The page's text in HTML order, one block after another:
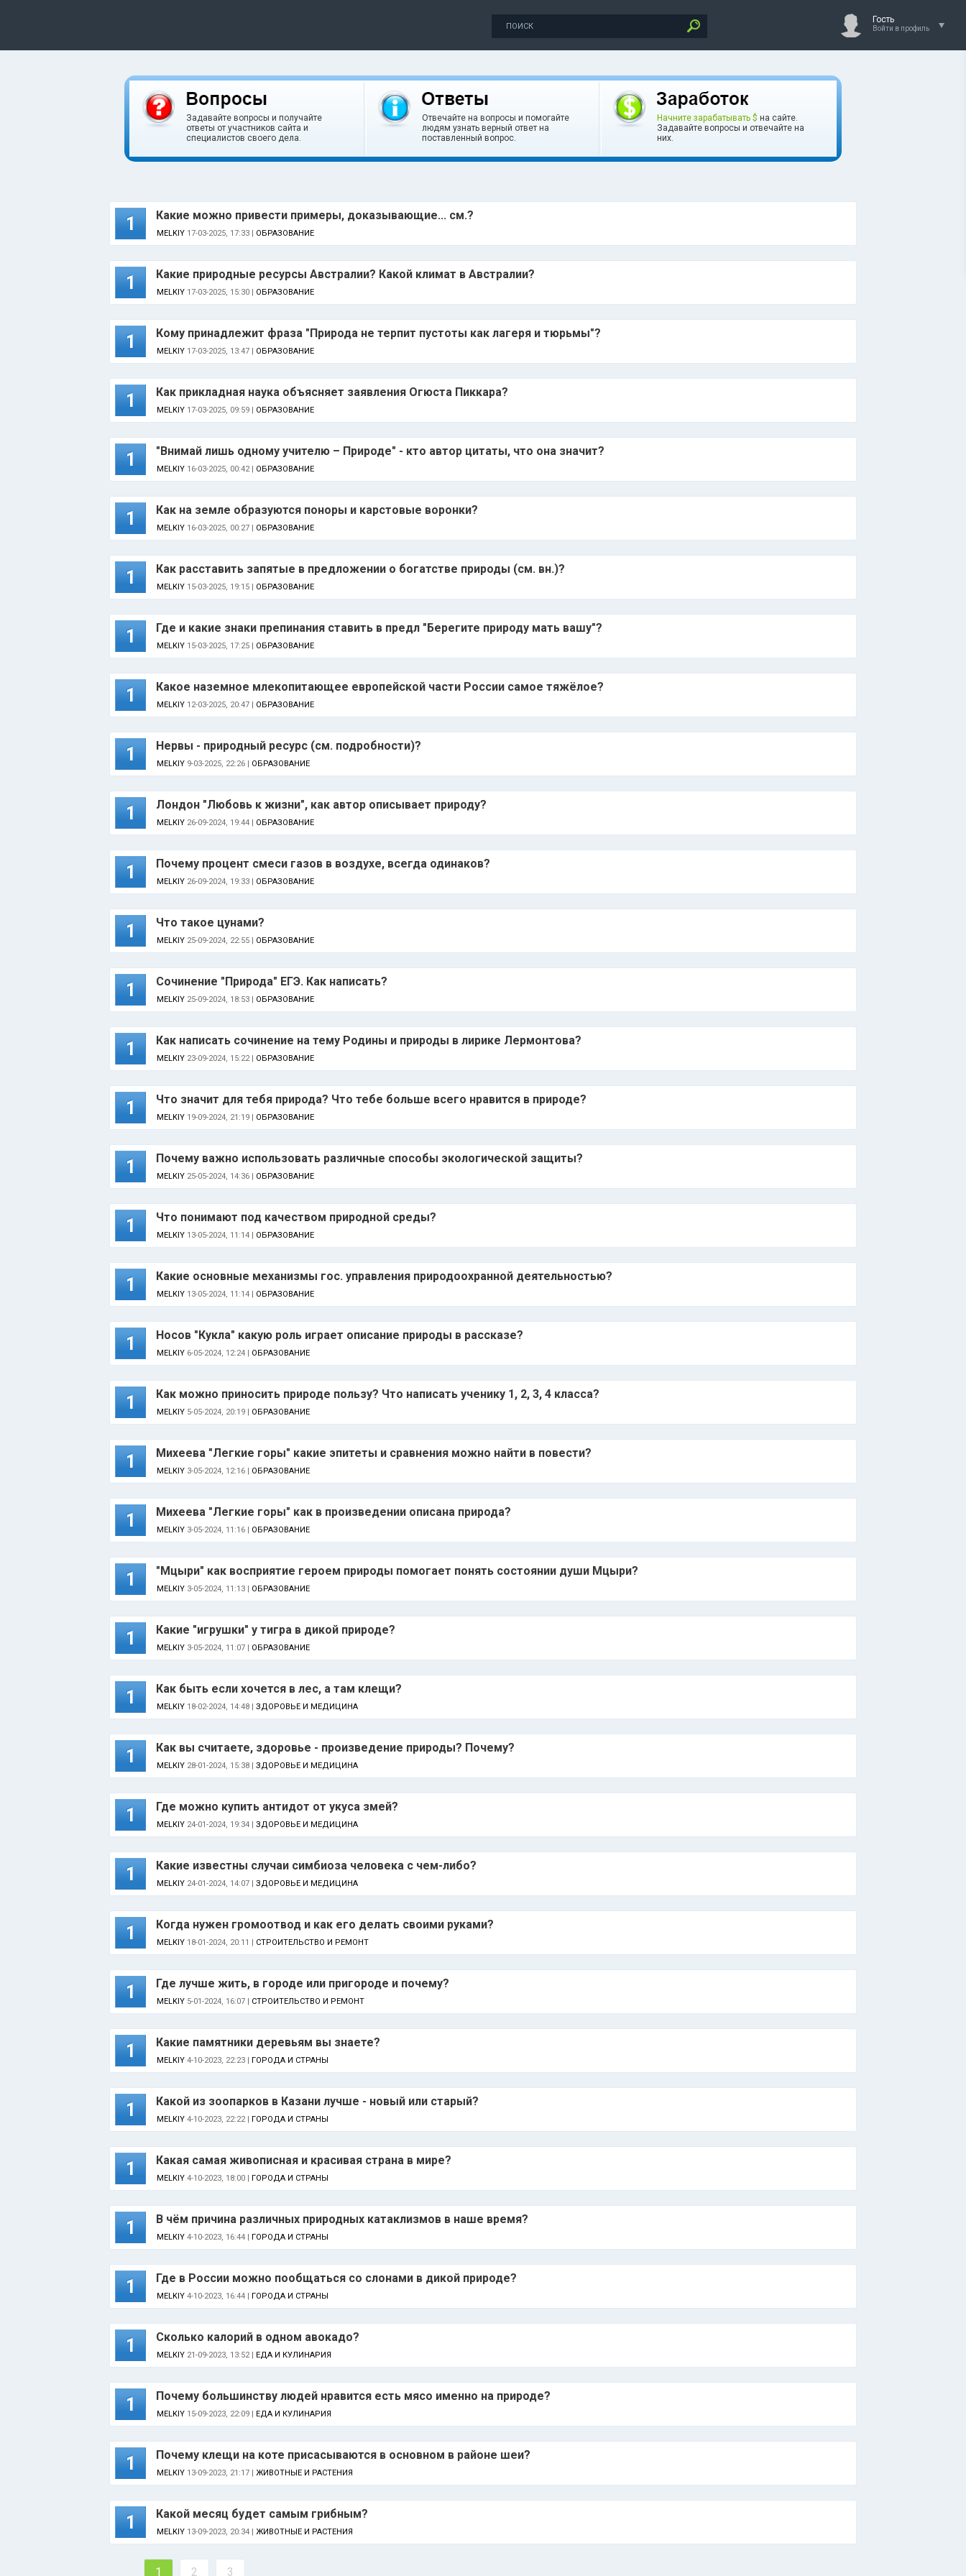
Гость
Войти в профиль
Задавайте вопросы и получайте
ответы от участников сайта и
специалистов своего дела.
Отвечайте на вопросы и помогайте
людям узнать верный ответ на
поставленный вопрос.
Начните зарабатывать $ на сайте.
Задавайте вопросы и отвечайте на
них.
1 Какие можно привести примеры, доказывающие... см.?
MELKIY 17-03-2025, 17:33 | ОБРАЗОВАНИЕ
1 Какие природные ресурсы Австралии? Какой климат в Австралии?
MELKIY 17-03-2025, 15:30 | ОБРАЗОВАНИЕ
1 Кому принадлежит фраза "Природа не терпит пустоты как лагеря и тюрьмы"?
MELKIY 17-03-2025, 13:47 | ОБРАЗОВАНИЕ
1 Как прикладная наука объясняет заявления Огюста Пиккара?
MELKIY 17-03-2025, 09:59 | ОБРАЗОВАНИЕ
1 "Внимай лишь одному учителю – Природе" - кто автор цитаты, что она значит?
MELKIY 16-03-2025, 00:42 | ОБРАЗОВАНИЕ
1 Как на земле образуются поноры и карстовые воронки?
MELKIY 16-03-2025, 00:27 | ОБРАЗОВАНИЕ
1 Как расставить запятые в предложении о богатстве природы (см. вн.)?
MELKIY 15-03-2025, 19:15 | ОБРАЗОВАНИЕ
1 Где и какие знаки препинания ставить в предл "Берегите природу мать вашу"?
MELKIY 15-03-2025, 17:25 | ОБРАЗОВАНИЕ
1 Какое наземное млекопитающее европейской части России самое тяжёлое?
MELKIY 12-03-2025, 20:47 | ОБРАЗОВАНИЕ
1 Нервы - природный ресурс (см. подробности)?
MELKIY 9-03-2025, 22:26 | ОБРАЗОВАНИЕ
1 Лондон "Любовь к жизни", как автор описывает природу?
MELKIY 26-09-2024, 19:44 | ОБРАЗОВАНИЕ
1 Почему процент смеси газов в воздухе, всегда одинаков?
MELKIY 26-09-2024, 19:33 | ОБРАЗОВАНИЕ
1 Что такое цунами?
MELKIY 25-09-2024, 22:55 | ОБРАЗОВАНИЕ
1 Сочинение "Природа" ЕГЭ. Как написать?
MELKIY 25-09-2024, 18:53 | ОБРАЗОВАНИЕ
1 Как написать сочинение на тему Родины и природы в лирике Лермонтова?
MELKIY 23-09-2024, 15:22 | ОБРАЗОВАНИЕ
1 Что значит для тебя природа? Что тебе больше всего нравится в природе?
MELKIY 19-09-2024, 21:19 | ОБРАЗОВАНИЕ
1 Почему важно использовать различные способы экологической защиты?
MELKIY 25-05-2024, 14:36 | ОБРАЗОВАНИЕ
1 Что понимают под качеством природной среды?
MELKIY 13-05-2024, 11:14 | ОБРАЗОВАНИЕ
1 Какие основные механизмы гос. управления природоохранной деятельностью?
MELKIY 13-05-2024, 11:14 | ОБРАЗОВАНИЕ
1 Носов "Кукла" какую роль играет описание природы в рассказе?
MELKIY 6-05-2024, 12:24 | ОБРАЗОВАНИЕ
1 Как можно приносить природе пользу? Что написать ученику 1, 2, 3, 4 класса?
MELKIY 5-05-2024, 20:19 | ОБРАЗОВАНИЕ
1 Михеева "Легкие горы" какие эпитеты и сравнения можно найти в повести?
MELKIY 3-05-2024, 12:16 | ОБРАЗОВАНИЕ
1 Михеева "Легкие горы" как в произведении описана природа?
MELKIY 3-05-2024, 11:16 | ОБРАЗОВАНИЕ
1 "Мцыри" как восприятие героем природы помогает понять состоянии души Мцыри?
MELKIY 3-05-2024, 11:13 | ОБРАЗОВАНИЕ
1 Какие "игрушки" у тигра в дикой природе?
MELKIY 3-05-2024, 11:07 | ОБРАЗОВАНИЕ
1 Как быть если хочется в лес, а там клещи?
MELKIY 18-02-2024, 14:48 | ЗДОРОВЬЕ И МЕДИЦИНА
1 Как вы считаете, здоровье - произведение природы? Почему?
MELKIY 28-01-2024, 15:38 | ЗДОРОВЬЕ И МЕДИЦИНА
1 Где можно купить антидот от укуса змей?
MELKIY 24-01-2024, 19:34 | ЗДОРОВЬЕ И МЕДИЦИНА
1 Какие известны случаи симбиоза человека с чем-либо?
MELKIY 24-01-2024, 14:07 | ЗДОРОВЬЕ И МЕДИЦИНА
1 Когда нужен громоотвод и как его делать своими руками?
MELKIY 18-01-2024, 20:11 | СТРОИТЕЛЬСТВО И РЕМОНТ
1 Где лучше жить, в городе или пригороде и почему?
MELKIY 5-01-2024, 16:07 | СТРОИТЕЛЬСТВО И РЕМОНТ
1 Какие памятники деревьям вы знаете?
MELKIY 4-10-2023, 22:23 | ГОРОДА И СТРАНЫ
1 Какой из зоопарков в Казани лучше - новый или старый?
MELKIY 4-10-2023, 22:22 | ГОРОДА И СТРАНЫ
1 Какая самая живописная и красивая страна в мире?
MELKIY 4-10-2023, 18:00 | ГОРОДА И СТРАНЫ
1 В чём причина различных природных катаклизмов в наше время?
MELKIY 4-10-2023, 16:44 | ГОРОДА И СТРАНЫ
1 Где в России можно пообщаться со слонами в дикой природе?
MELKIY 4-10-2023, 16:44 | ГОРОДА И СТРАНЫ
1 Сколько калорий в одном авокадо?
MELKIY 21-09-2023, 13:52 | ЕДА И КУЛИНАРИЯ
1 Почему большинству людей нравится есть мясо именно на природе?
MELKIY 15-09-2023, 22:09 | ЕДА И КУЛИНАРИЯ
1 Почему клещи на коте присасываются в основном в районе шеи?
MELKIY 13-09-2023, 21:17 | ЖИВОТНЫЕ И РАСТЕНИЯ
1 Какой месяц будет самым грибным?
MELKIY 13-09-2023, 20:34 | ЖИВОТНЫЕ И РАСТЕНИЯ
1 2 3